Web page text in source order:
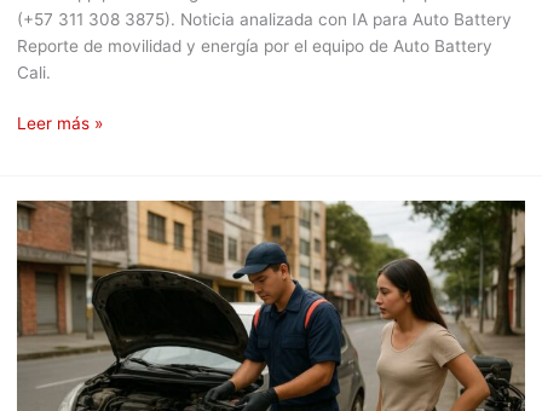
(+57 311 308 3875). Noticia analizada con IA para Auto Battery
Reporte de movilidad y energía por el equipo de Auto Battery
Cali.
Leer más »
Cambio
en
impuesto
de
vehículos:
¿Cómo
afecta?